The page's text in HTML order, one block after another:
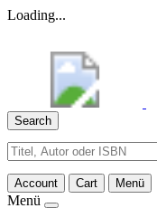
Loading...
Search
for:
Account Cart Menü
Menü